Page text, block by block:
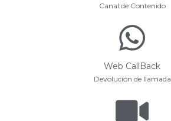
Canal de Contenido
Web CallBack
Devolución de llamada